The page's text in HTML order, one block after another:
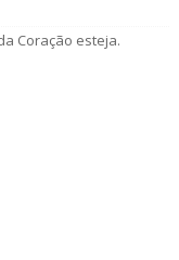
Coração esteja.